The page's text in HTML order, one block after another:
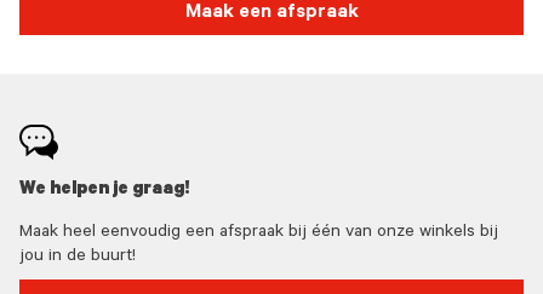
Maak een afspraak
We helpen je graag!
Maak heel eenvoudig een afspraak bij één van onze winkels bij
jou in de buurt!